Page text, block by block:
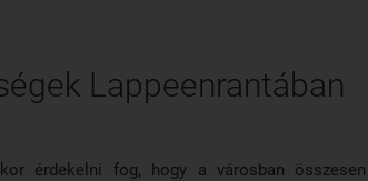
Lappeenrantában
érdekelni fog, hogy a városban összesen